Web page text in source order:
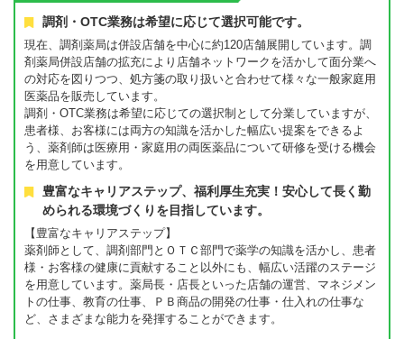
調剤・OTC業務は希望に応じて選択可能です。
現在、調剤薬局は併設店舗を中心に約120店舗展開しています。調
剤薬局併設店舗の拡充により店舗ネットワークを活かして面分業へ
の対応を図りつつ、処方箋の取り扱いと合わせて様々な一般家庭用
医薬品を販売しています。
調剤・OTC業務は希望に応じての選択制として分業していますが、
患者様、お客様には両方の知識を活かした幅広い提案をできるよ
う、薬剤師は医療用・家庭用の両医薬品について研修を受ける機会
を用意しています。
豊富なキャリアステップ、福利厚生充実！安心して長く勤
められる環境づくりを目指しています。
【豊富なキャリアステップ】
薬剤師として、調剤部門とＯＴＣ部門で薬学の知識を活かし、患者
様・お客様の健康に貢献すること以外にも、幅広い活躍のステージ
を用意しています。薬局長・店長といった店舗の運営、マネジメン
トの仕事、教育の仕事、ＰＢ商品の開発の仕事・仕入れの仕事な
ど、さまざまな能力を発揮することができます。